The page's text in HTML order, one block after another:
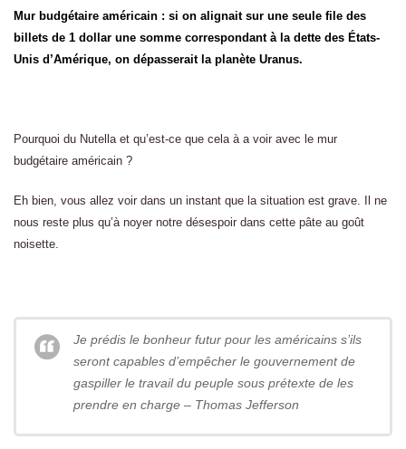
Mur budgétaire américain : si on alignait sur une seule file des
billets de 1 dollar une somme correspondant à la dette des États-
Unis d’Amérique, on dépasserait la planète Uranus.
Pourquoi du Nutella et qu’est-ce que cela à a voir avec le mur
budgétaire américain ?
Eh bien, vous allez voir dans un instant que la situation est grave. Il ne
nous reste plus qu’à noyer notre désespoir dans cette pâte au goût
noisette.
Je prédis le bonheur futur pour les américains s’ils
seront capables d’empêcher le gouvernement de
gaspiller le travail du peuple sous prétexte de les
prendre en charge – Thomas Jefferson